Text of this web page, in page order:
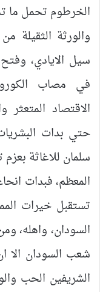
الخرطوم تحمل ما
والورثة الثقيلة
سيل الايادي،
في مصاب
الاقتصاد المتعثر
حتي بدات
سلمان للاغاثة
المعظم، فبدات
تستقبل خيرات
السودان، واهله،
شعب السودان الا
الشريفين الحب